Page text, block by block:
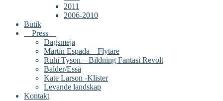
2011
2006-2010
Butik
Press
Dagsmeja
Martín Espada – Flytare
Ruhi Tyson – Bildning Fantasi Revolt
Balder/Essä
Kate Larson -Klister
Levande landskap
Kontakt